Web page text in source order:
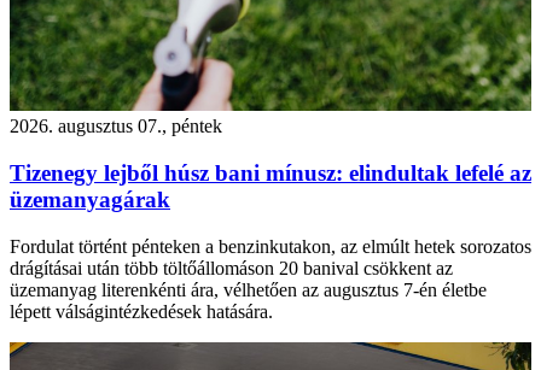
2026. augusztus 07., péntek
Tizenegy lejből húsz bani mínusz: elindultak lefelé az
üzemanyagárak
Fordulat történt pénteken a benzinkutakon, az elmúlt hetek sorozatos
drágításai után több töltőállomáson 20 banival csökkent az
üzemanyag literenkénti ára, vélhetően az augusztus 7-én életbe
lépett válságintézkedések hatására.